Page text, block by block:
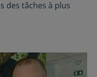
des tâches à plus